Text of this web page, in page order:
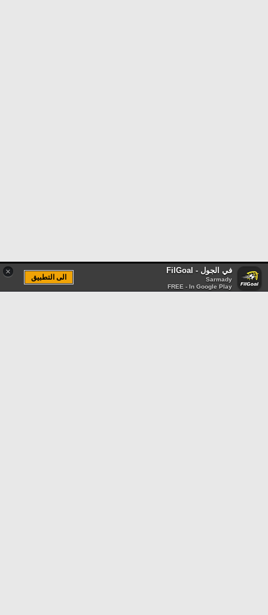
× في الجول - FilGoal
Sarmady
FREE - In Google Play
الى التطبيق